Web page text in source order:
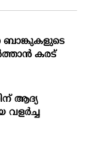
കരട്
ആദ്യ
വളർച്ച